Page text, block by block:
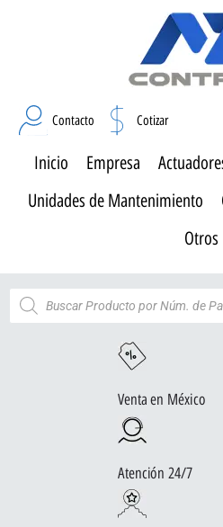
Contacto Cotizar
Inicio Empresa
Unidades de Mantenimiento
Otros
Venta en México
Atención 24/7